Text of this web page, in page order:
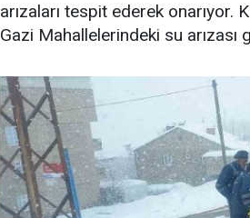
arızaları tespit ederek onarıyor.
Gazi Mahallelerindeki su arızası